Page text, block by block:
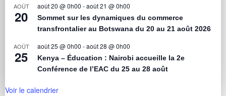
AOÛT
20
août 20 @ 0h00 -août 21 @ 0h00
Sommet sur les dynamiques du commerce
transfrontalier au Botswana du 20 au 21 août 2026
AOÛT
25
août 25 @ 0h00 -août 28 @ 0h00
Kenya – Éducation : Nairobi accueille la 2e
Conférence de l’EAC du 25 au 28 août
Voir le calendrier